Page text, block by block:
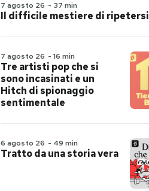
7 agosto 26 - 37 min
Il difficile mestiere di ripetersi
7 agosto 26 - 16 min
Tre artisti pop che si
sono incasinati e un
Hitch di spionaggio
sentimentale
6 agosto 26 - 49 min
Tratto da una storia vera